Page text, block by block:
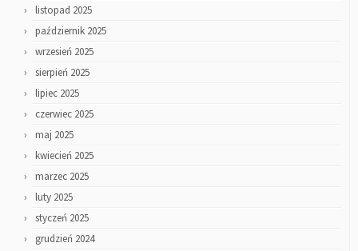
listopad 2025
październik 2025
wrzesień 2025
sierpień 2025
lipiec 2025
czerwiec 2025
maj 2025
kwiecień 2025
marzec 2025
luty 2025
styczeń 2025
grudzień 2024